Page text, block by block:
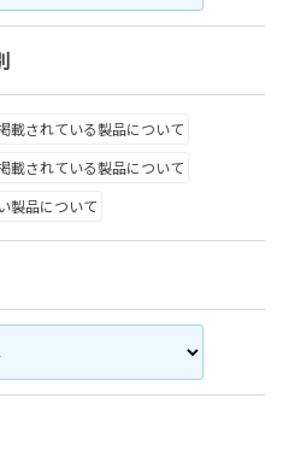
載されている製品について
載されている製品について
製品について